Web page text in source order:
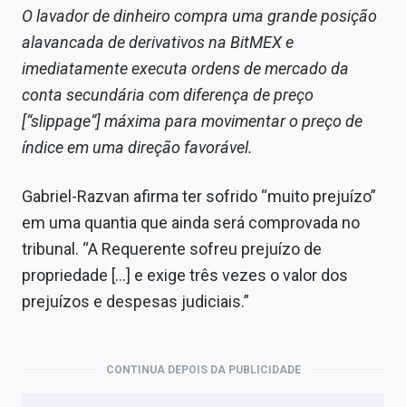
O lavador de dinheiro compra uma grande posição
alavancada de derivativos na BitMEX e
imediatamente executa ordens de mercado da
conta secundária com diferença de preço
[“slippage”] máxima para movimentar o preço de
índice em uma direção favorável.
Gabriel-Razvan afirma ter sofrido “muito prejuízo”
em uma quantia que ainda será comprovada no
tribunal. “A Requerente sofreu prejuízo de
propriedade […] e exige três vezes o valor dos
prejuízos e despesas judiciais.”
CONTINUA DEPOIS DA PUBLICIDADE